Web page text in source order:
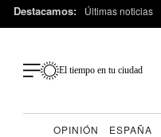
Destacamos: Últimas noticias
El tiempo en tu ciudad
OPINIÓN ESPAÑA